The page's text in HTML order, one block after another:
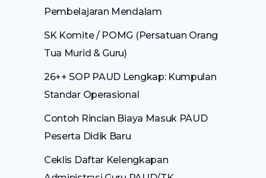
Pembelajaran Mendalam
SK Komite / POMG (Persatuan Orang
Tua Murid & Guru)
26++ SOP PAUD Lengkap: Kumpulan
Standar Operasional
Contoh Rincian Biaya Masuk PAUD
Peserta Didik Baru
Ceklis Daftar Kelengkapan